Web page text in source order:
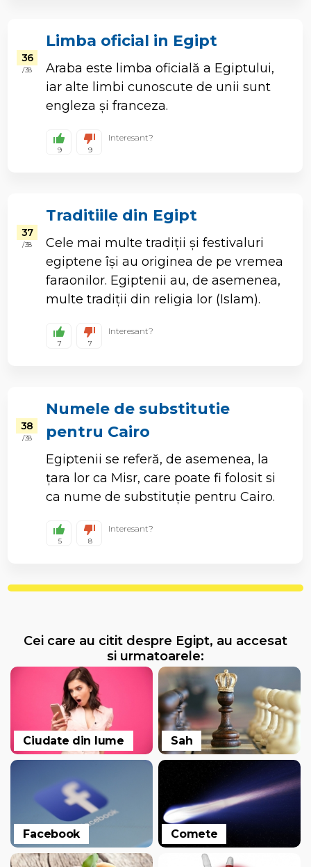
36
/ 38
Limba oficial in Egipt
Araba este limba oficială a Egiptului,
iar alte limbi cunoscute de unii sunt
engleza și franceza.
9 9
Interesant?
37
/ 38
Traditiile din Egipt
Cele mai multe tradiții și festivaluri
egiptene își au originea de pe vremea
faraonilor. Egiptenii au, de asemenea,
multe tradiții din religia lor (Islam).
7 7
Interesant?
38
/ 38
Numele de substitutie
pentru Cairo
Egiptenii se referă, de asemenea, la
țara lor ca Misr, care poate fi folosit si
ca nume de substituție pentru Cairo.
5 8
Interesant?
Cei care au citit despre Egipt, au accesat
si urmatoarele:
Ciudate din lume Sah
Facebook Comete